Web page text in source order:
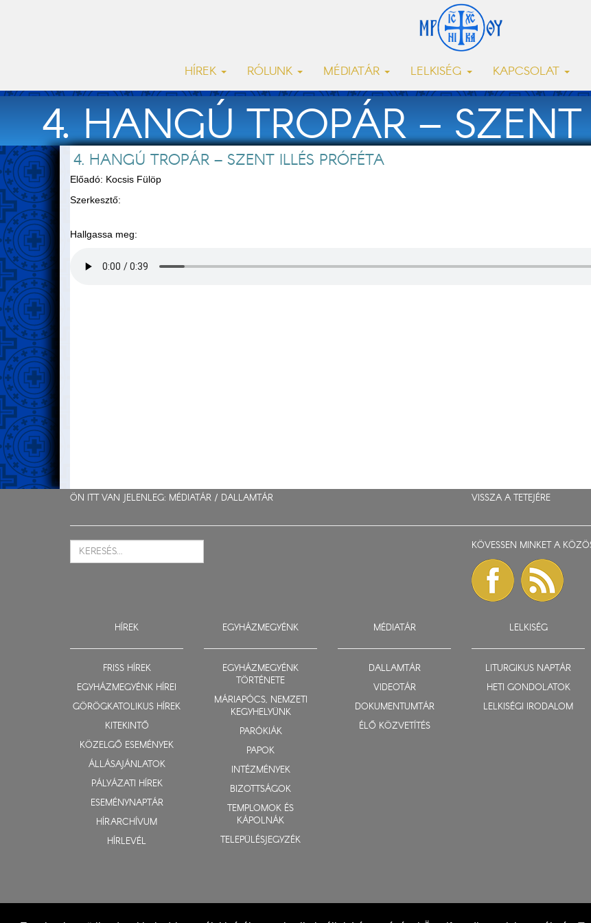
HÍREK RÓLUNK MÉDIATÁR LELKISÉG KAPCSOLAT
4. HANGÚ TROPÁR – SZENT
4. HANGÚ TROPÁR – SZENT ILLÉS PRÓFÉTA
Előadó: Kocsis Fülöp
Szerkesztő:
Hallgassa meg:
ÖN ITT VAN JELENLEG: MÉDIATÁR / DALLAMTÁR VISSZA A TETEJÉRE
KÖVESSEN MINKET A
HÍREK
FRISS HÍREK
EGYHÁZMEGYÉNK HÍREI
GÖRÖGKATOLIKUS HÍREK
KITEKINTŐ
KÖZELGŐ ESEMÉNYEK
ÁLLÁSAJÁNLATOK
PÁLYÁZATI HÍREK
ESEMÉNYNAPTÁR
HÍRARCHÍVUM
HÍRLEVÉL
EGYHÁZMEGYÉNK
EGYHÁZMEGYÉNK
TÖRTÉNETE
MÁRIAPÓCS, NEMZETI
KEGYHELYÜNK
PARÓKIÁK
PAPOK
INTÉZMÉNYEK
BIZOTTSÁGOK
TEMPLOMOK ÉS
KÁPOLNÁK
TELEPÜLÉSJEGYZÉK
MÉDIATÁR
DALLAMTÁR
VIDEOTÁR
DOKUMENTUMTÁR
ÉLŐ KÖZVETÍTÉS
LELKISÉG
LITURGIKUS NAPTÁR
HETI GONDOLATOK
LELKISÉGI IRODALOM